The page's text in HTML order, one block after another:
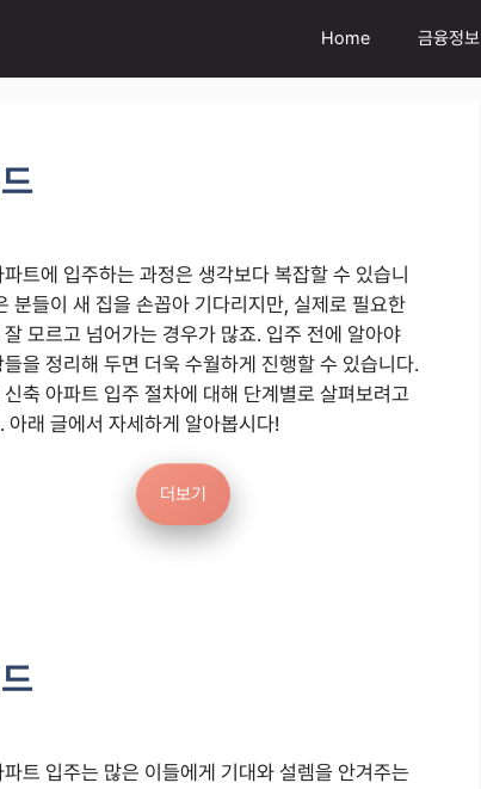
Home 금융정보
파트에 입주하는 과정은 생각보다 복잡할 수 있습니
분들이 새 집을 손꼽아 기다리지만, 실제로 필요한
모르고 넘어가는 경우가 많죠. 입주 전에 알아야
을 정리해 두면 더욱 수월하게 진행할 수 있습니다.
축 아파트 입주 절차에 대해 단계별로 살펴보려고
아래 글에서 자세하게 알아봅시다!
더보기
파트 입주는 많은 이들에게 기대와 설렘을 안겨주는